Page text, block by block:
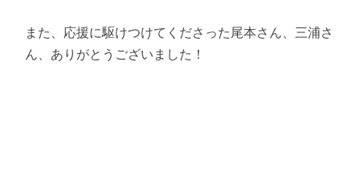
また、応援に駆けつけてくださった尾本さん、三浦さ
ん、ありがとうございました！